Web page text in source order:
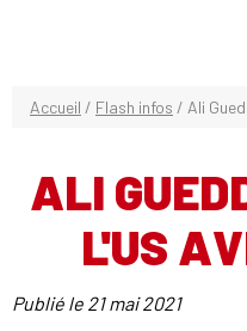
Accueil / Flash infos / Ali
ALI
L'US
Publié le 21 mai 2021